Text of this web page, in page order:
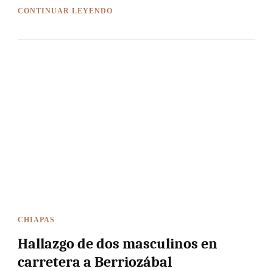
CONTINUAR LEYENDO
CHIAPAS
Hallazgo de dos masculinos en
carretera a Berriozábal